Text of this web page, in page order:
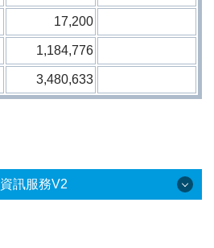
17,200
1,184,776
3,480,633
資訊服務V2